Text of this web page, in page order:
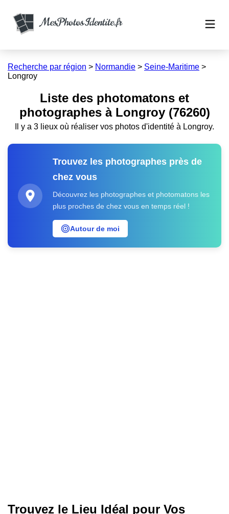
Recherche par région > Normandie > Seine-Maritime >
Longroy
Liste des photomatons et
photographes à Longroy (76260)
Il y a 3 lieux où réaliser vos photos d'identité à Longroy.
Trouvez les photographes près de
chez vous
Découvrez les photographes et photomatons les
plus proches de chez vous en temps réel !
Autour de moi
Trouvez le Lieu Idéal pour Vos